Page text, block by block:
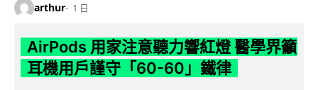
arthur 1 日
AirPods 用家注意聽力響紅燈 醫學界籲
耳機用戶謹守「60-60」鐵律